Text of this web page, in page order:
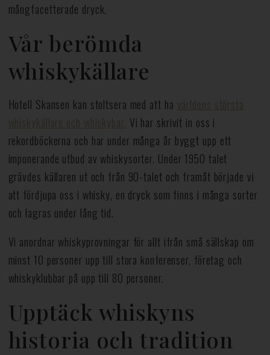
mångfacetterade dryck.
Vår berömda
whiskykällare
Hotell Skansen kan stoltsera med att ha
Vi har skrivit in oss i
rekordböckerna och har under många år byggt upp ett
imponerande utbud av whiskysorter. Under 1950 talet
grävdes källaren ut och från 90-talet och framåt började vi
att fördjupa oss i whisky, en dryck som finns i många sorter
och lagras under lång tid.
Vi anordnar whiskyprovningar för allt ifrån små sällskap om
minst 10 personer upp till stora konferenser, företag och
whiskyklubbar på upp till 80 personer.
Upptäck whiskyns
historia och tradition